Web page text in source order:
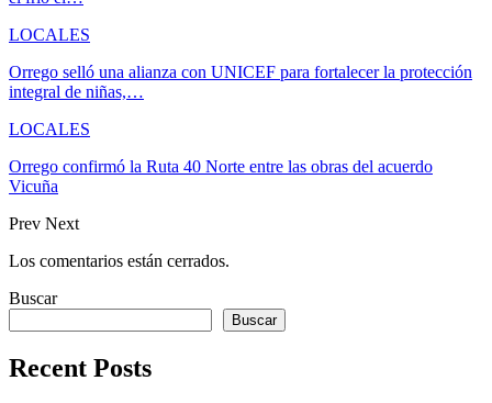
LOCALES
Orrego selló una alianza con UNICEF para fortalecer la protección
integral de niñas,…
LOCALES
Orrego confirmó la Ruta 40 Norte entre las obras del acuerdo
Vicuña
Prev Next
Los comentarios están cerrados.
Buscar
Buscar
Recent Posts